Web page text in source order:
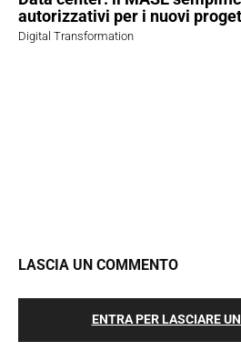
autorizzativi per i nuovi
Digital Transformation
LASCIA UN COMMENTO
ENTRA PER LASCIARE